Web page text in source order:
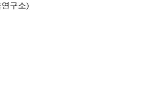
구소)